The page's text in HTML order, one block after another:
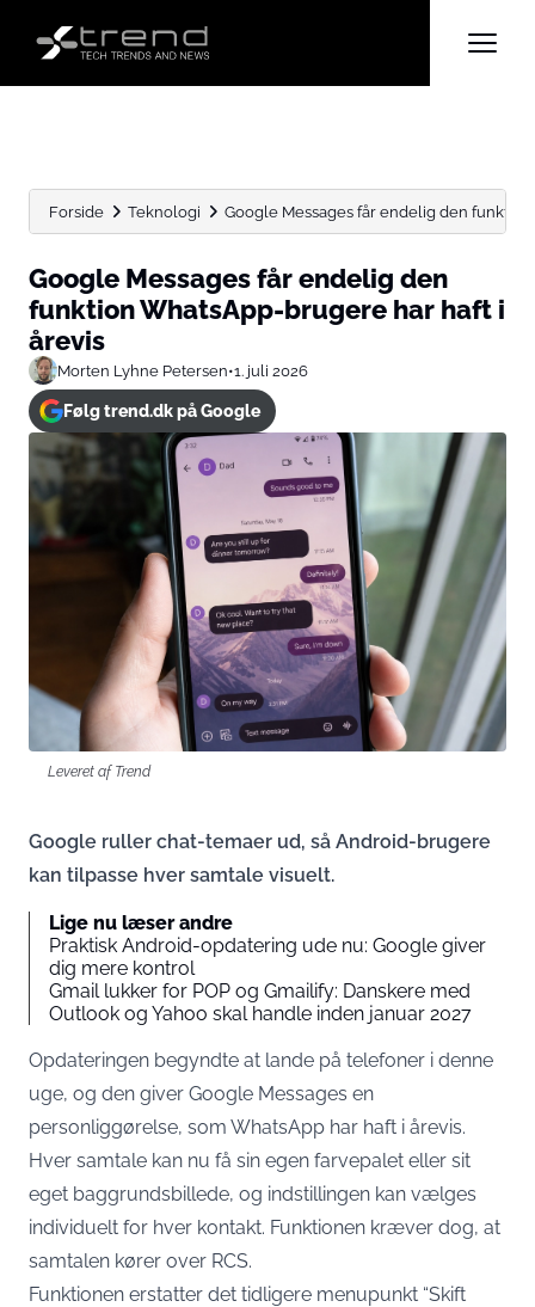
Forside Teknologi Google Messages får endelig den
Google Messages får endelig den
funktion WhatsApp-brugere har haft i
årevis
Morten Lyhne Petersen•1. juli 2026
Følg trend.dk på Google
Leveret af Trend
Google ruller chat-temaer ud, så Android-brugere
kan tilpasse hver samtale visuelt.
Lige nu læser andre
Praktisk Android-opdatering ude nu: Google giver
dig mere kontrol
Gmail lukker for POP og Gmailify: Danskere med
Outlook og Yahoo skal handle inden januar 2027
Opdateringen begyndte at lande på telefoner i denne
uge, og den giver Google Messages en
personliggørelse, som WhatsApp har haft i årevis.
Hver samtale kan nu få sin egen farvepalet eller sit
eget baggrundsbillede, og indstillingen kan vælges
individuelt for hver kontakt. Funktionen kræver dog, at
samtalen kører over RCS.
Funktionen erstatter det tidligere menupunkt “Skift